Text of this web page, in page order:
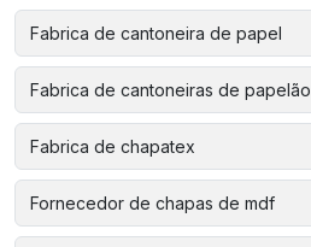
Fabrica de cantoneira de papel
Fabrica de cantoneiras de papelão
Fabrica de chapatex
Fornecedor de chapas de mdf